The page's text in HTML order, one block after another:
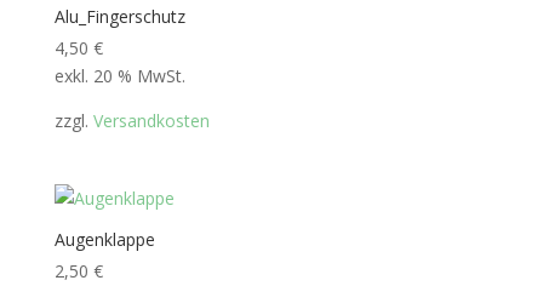
Alu_Fingerschutz
4,50 €
exkl. 20 % MwSt.
zzgl. Versandkosten
Augenklappe
2,50 €